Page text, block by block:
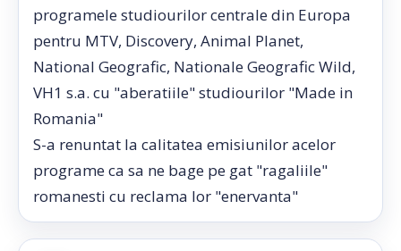
programele studiourilor centrale din Europa
pentru MTV, Discovery, Animal Planet,
National Geografic, Nationale Geografic Wild,
VH1 s.a. cu "aberatiile" studiourilor "Made in
Romania"
S-a renuntat la calitatea emisiunilor acelor
programe ca sa ne bage pe gat "ragaliile"
romanesti cu reclama lor "enervanta"